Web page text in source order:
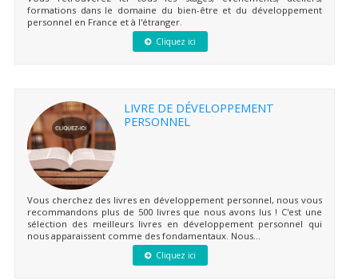
formations dans le domaine du bien-être et du développement
personnel en France et à l'étranger.
Cliquez ici
LIVRE DE DÉVELOPPEMENT
PERSONNEL
Vous cherchez des livres en développement personnel, nous vous
recommandons plus de 500 livres que nous avons lus ! C'est une
sélection des meilleurs livres en développement personnel qui
nous apparaissent comme des fondamentaux. Nous...
Cliquez ici